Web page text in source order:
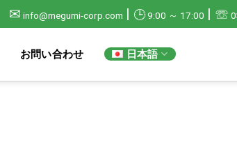
✉ info@megumi-corp.com | 🕒9:00 ～ 17:00 | ☏
お問い合わせ 日本語